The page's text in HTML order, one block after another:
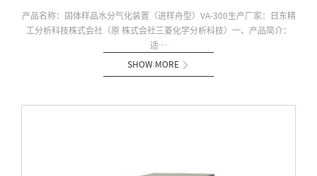
产品名称：固体样品水分气化装置（进样舟型）VA-300生产厂家：日东精
工分析科技株式会社（原 株式会社三菱化学分析科技）一、产品简介：
适…
SHOW MORE 